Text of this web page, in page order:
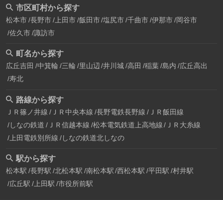
市区町村から探す
松本市 長野市 上田市 飯田市 塩尻市 千曲市 伊那市 岡谷市
佐久市 諏訪市
町名から探す
広丘吉田 中箕輪 三輪 里山辺 井川城 高田 稲葉 島内 広丘高出
寿北
路線から探す
ＪＲ篠ノ井線 ＪＲ中央本線 長野電鉄長野線 ＪＲ飯田線
しなの鉄道 ＪＲ信越本線 松本電気鉄道上高地線
ＪＲ大糸線
上田電鉄別所線 しなの鉄道北しなの
駅から探す
松本駅 長野駅 北松本駅 南松本駅 西松本駅 平田駅 村井駅
広丘駅 上田駅 市役所前駅